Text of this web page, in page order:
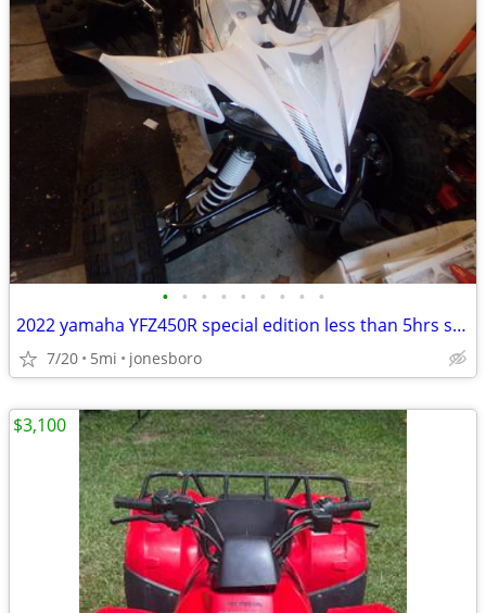
• • • • • • • • •
2022 yamaha YFZ450R special edition less than 5hrs sharp&&&
7/20 5mi jonesboro
$3,100